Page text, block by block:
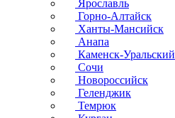
Ярославль
Горно-Алтайск
Ханты-Мансийск
Анапа
Каменск-Уральский
Сочи
Новороссийск
Геленджик
Темрюк